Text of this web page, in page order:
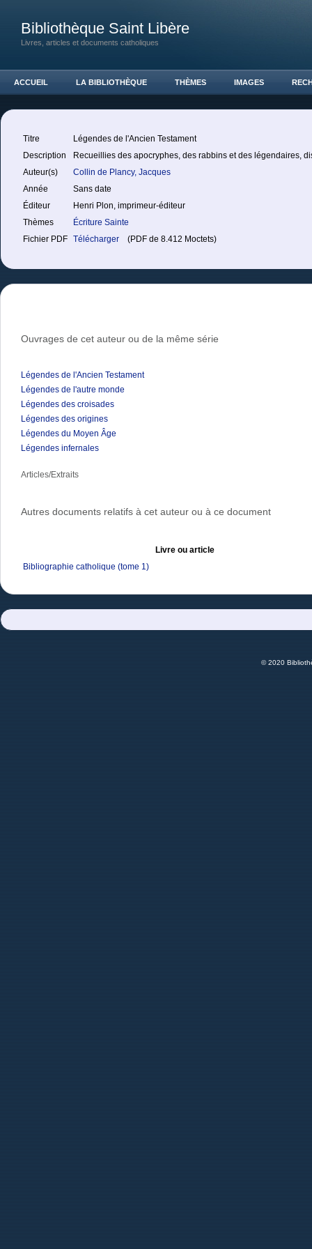
Bibliothèque Saint Libère
Livres, articles et documents catholiques
ACCUEIL LA BIBLIOTHÈQUE THÈMES IMAGES
Titre
Légendes de l'Ancien Testament
Description
Recueillies des apocryphes, des rabbins et des légendaires,
Auteur(s)
Collin de Plancy, Jacques
Année
Sans date
Éditeur
Henri Plon, imprimeur-éditeur
Thèmes
Écriture Sainte
Fichier PDF Télécharger (PDF de 8.412 Moctets)
Ouvrages de cet auteur ou de la même série
Légendes de l'Ancien Testament
Légendes de l'autre monde
Légendes des croisades
Légendes des origines
Légendes du Moyen Âge
Légendes infernales
Articles/Extraits
Autres documents relatifs à cet auteur ou à ce document
Livre ou article
Bibliographie catholique (tome 1)
© 2020